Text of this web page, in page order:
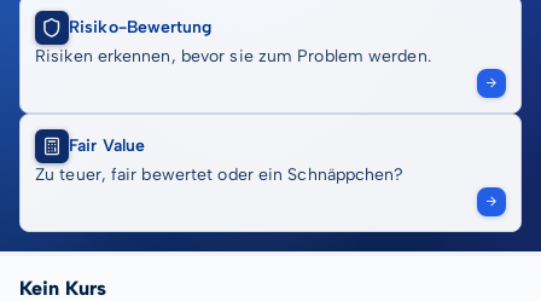
Risiko-Bewertung
Risiken erkennen, bevor sie zum Problem werden.
Fair Value
Zu teuer, fair bewertet oder ein Schnäppchen?
Kein Kurs